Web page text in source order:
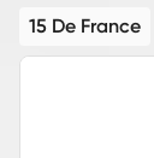
15 De France